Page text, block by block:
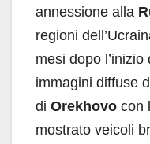
annessione alla
regioni
mesi dopo
immagini diffuse
di Orekhovo con
mostrato veicoli